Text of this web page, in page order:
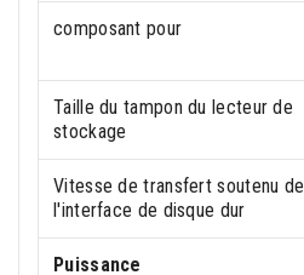
composant pour
Taille du tampon du lecteur de
stockage
Vitesse de transfert soutenu de
l'interface de disque dur
Puissance